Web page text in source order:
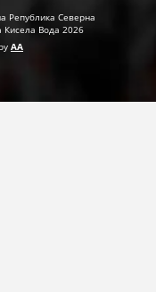
Република Северна
Кисела Вода 2026
AA